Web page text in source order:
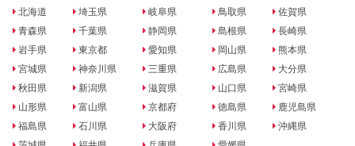
北海道
青森県
岩手県
宮城県
秋田県
山形県
福島県
埼玉県
千葉県
東京都
神奈川県
新潟県
富山県
石川県
岐阜県
静岡県
愛知県
三重県
滋賀県
京都府
大阪府
鳥取県
島根県
岡山県
広島県
山口県
徳島県
香川県
佐賀県
長崎県
熊本県
大分県
宮崎県
鹿児島県
沖縄県